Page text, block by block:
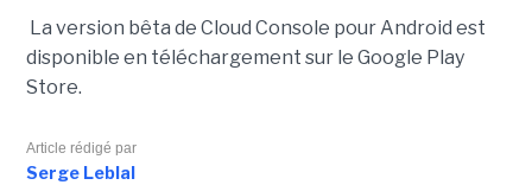
La version bêta de Cloud Console pour Android est
disponible en téléchargement sur le Google Play
Store.
Article rédigé par
Serge Leblal